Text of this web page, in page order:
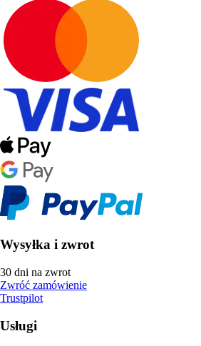
Wysyłka i zwrot
30 dni na zwrot
Zwróć zamówienie
Trustpilot
Usługi